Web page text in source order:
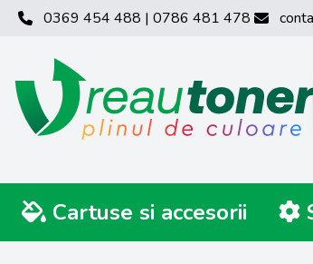
0369 454 488 | 0786 481 478
Cartuse si accesorii